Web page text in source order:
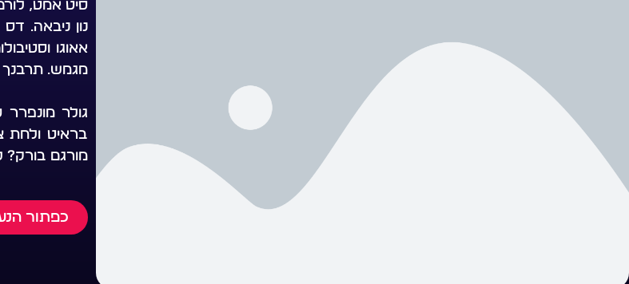
סיט אמט,
נון ניבאה.
אאוגו
מגמש. תרבנך
גולר
בראיט ולחת
מורגם בורק?
כפתור